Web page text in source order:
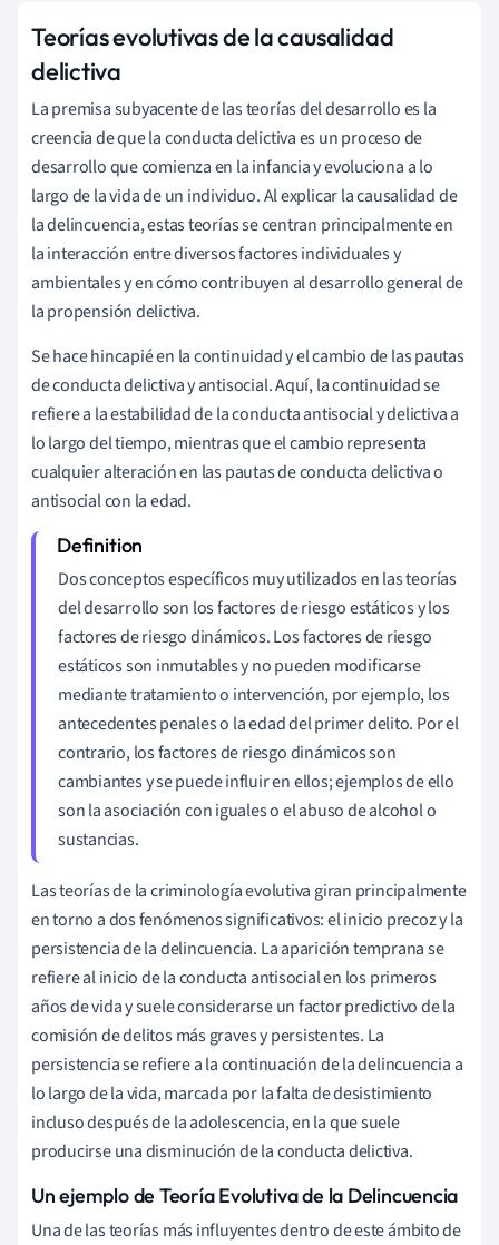
Teorías evolutivas de la causalidad
delictiva
La premisa subyacente de las teorías del desarrollo es la
creencia de que la conducta delictiva es un proceso de
desarrollo que comienza en la infancia y evoluciona a lo
largo de la vida de un individuo. Al explicar la causalidad de
la delincuencia, estas teorías se centran principalmente en
la interacción entre diversos factores individuales y
ambientales y en cómo contribuyen al desarrollo general de
la propensión delictiva.
Se hace hincapié en la continuidad y el cambio de las pautas
de conducta delictiva y antisocial. Aquí, la continuidad se
refiere a la estabilidad de la conducta antisocial y delictiva a
lo largo del tiempo, mientras que el cambio representa
cualquier alteración en las pautas de conducta delictiva o
antisocial con la edad.
Dos conceptos específicos muy utilizados en las teorías
del desarrollo son los factores de riesgo estáticos y los
factores de riesgo dinámicos. Los factores de riesgo
estáticos son inmutables y no pueden modificarse
mediante tratamiento o intervención, por ejemplo, los
antecedentes penales o la edad del primer delito. Por el
contrario, los factores de riesgo dinámicos son
cambiantes y se puede influir en ellos; ejemplos de ello
son la asociación con iguales o el abuso de alcohol o
sustancias.
Las teorías de la criminología evolutiva giran principalmente
en torno a dos fenómenos significativos: el inicio precoz y la
persistencia de la delincuencia. La aparición temprana se
refiere al inicio de la conducta antisocial en los primeros
años de vida y suele considerarse un factor predictivo de la
comisión de delitos más graves y persistentes. La
persistencia se refiere a la continuación de la delincuencia a
lo largo de la vida, marcada por la falta de desistimiento
incluso después de la adolescencia, en la que suele
producirse una disminución de la conducta delictiva.
Un ejemplo de Teoría Evolutiva de la Delincuencia
Una de las teorías más influyentes dentro de este ámbito de